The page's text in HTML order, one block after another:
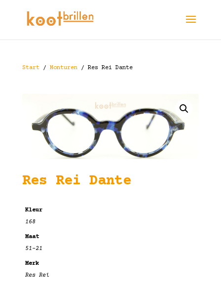
Start/ Monturen/ Res Rei Dante
Res Rei Dante
Kleur
168
Maat
51-21
Merk
Res Rei